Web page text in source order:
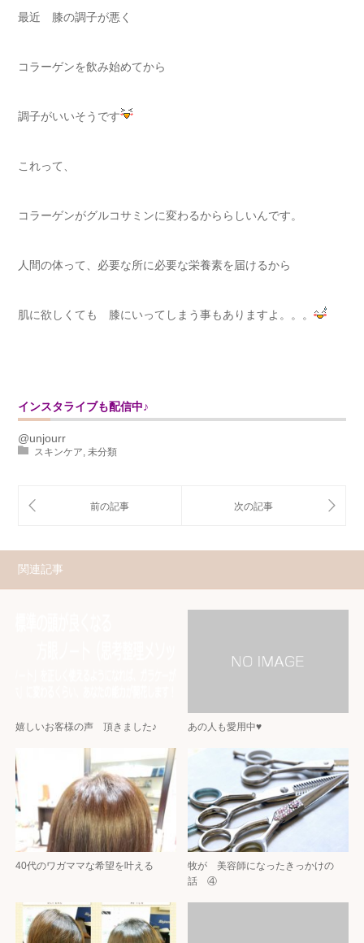
最近 膝の調子が悪く
コラーゲンを飲み始めてから
調子がいいそうです
これって、
コラーゲンがグルコサミンに変わるかららしいんです。
人間の体って、必要な所に必要な栄養素を届けるから
肌に欲しくても 膝にいってしまう事もありますよ。。。
インスタライブも配信中♪
@unjourr
スキンケア, 未分類
関連記事
嬉しいお客様の声 頂きました♪ あの人も愛用中♥
40代のワガママな希望を叶える
牧が 美容師になったきっかけの
話 ④